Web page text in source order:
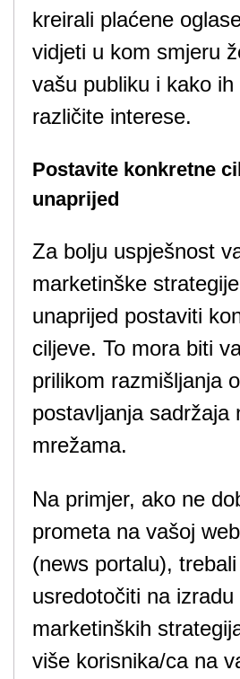
kreirali plaćene
vidjeti u kom smjeru
vašu publiku i kako ih
različite interese.
Postavite konkretne
unaprijed
Za bolju uspješnost
marketinške
unaprijed postaviti
ciljeve. To mora biti
prilikom razmišljanja
postavljanja sadržaja
mrežama.
Na primjer, ako ne
prometa na vašoj
(news portalu),
usredotočiti na
marketinških
više korisnika/ca na